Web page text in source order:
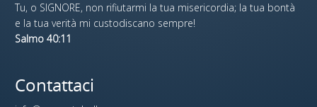
Tu, o SIGNORE, non rifiutarmi la tua misericordia; la tua bontà
e la tua verità mi custodiscano sempre!
Salmo 40:11
Contattaci